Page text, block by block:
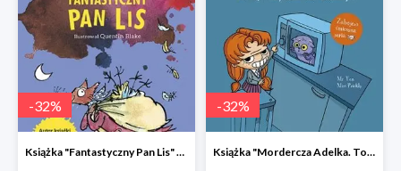
-32%
Książka "Fantastyczny Pan Lis" -32%
-32%
Książka "Mordercza Adelka. To się wszystko źle skończy" -32%